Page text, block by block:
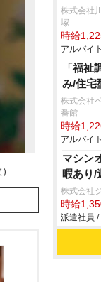
株式会社
塚
時給
アルバイ
「福
み/住宅
株式会社
番館
時給
アルバイ
マシン
暇あり/
株式会社
時給
派遣社員 /